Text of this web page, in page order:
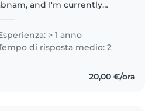
and I'm currently
I'm fluent in English and
Italian as well — still
but improving every..
> 1 anno
di risposta medio: 2
20,00 €/ora